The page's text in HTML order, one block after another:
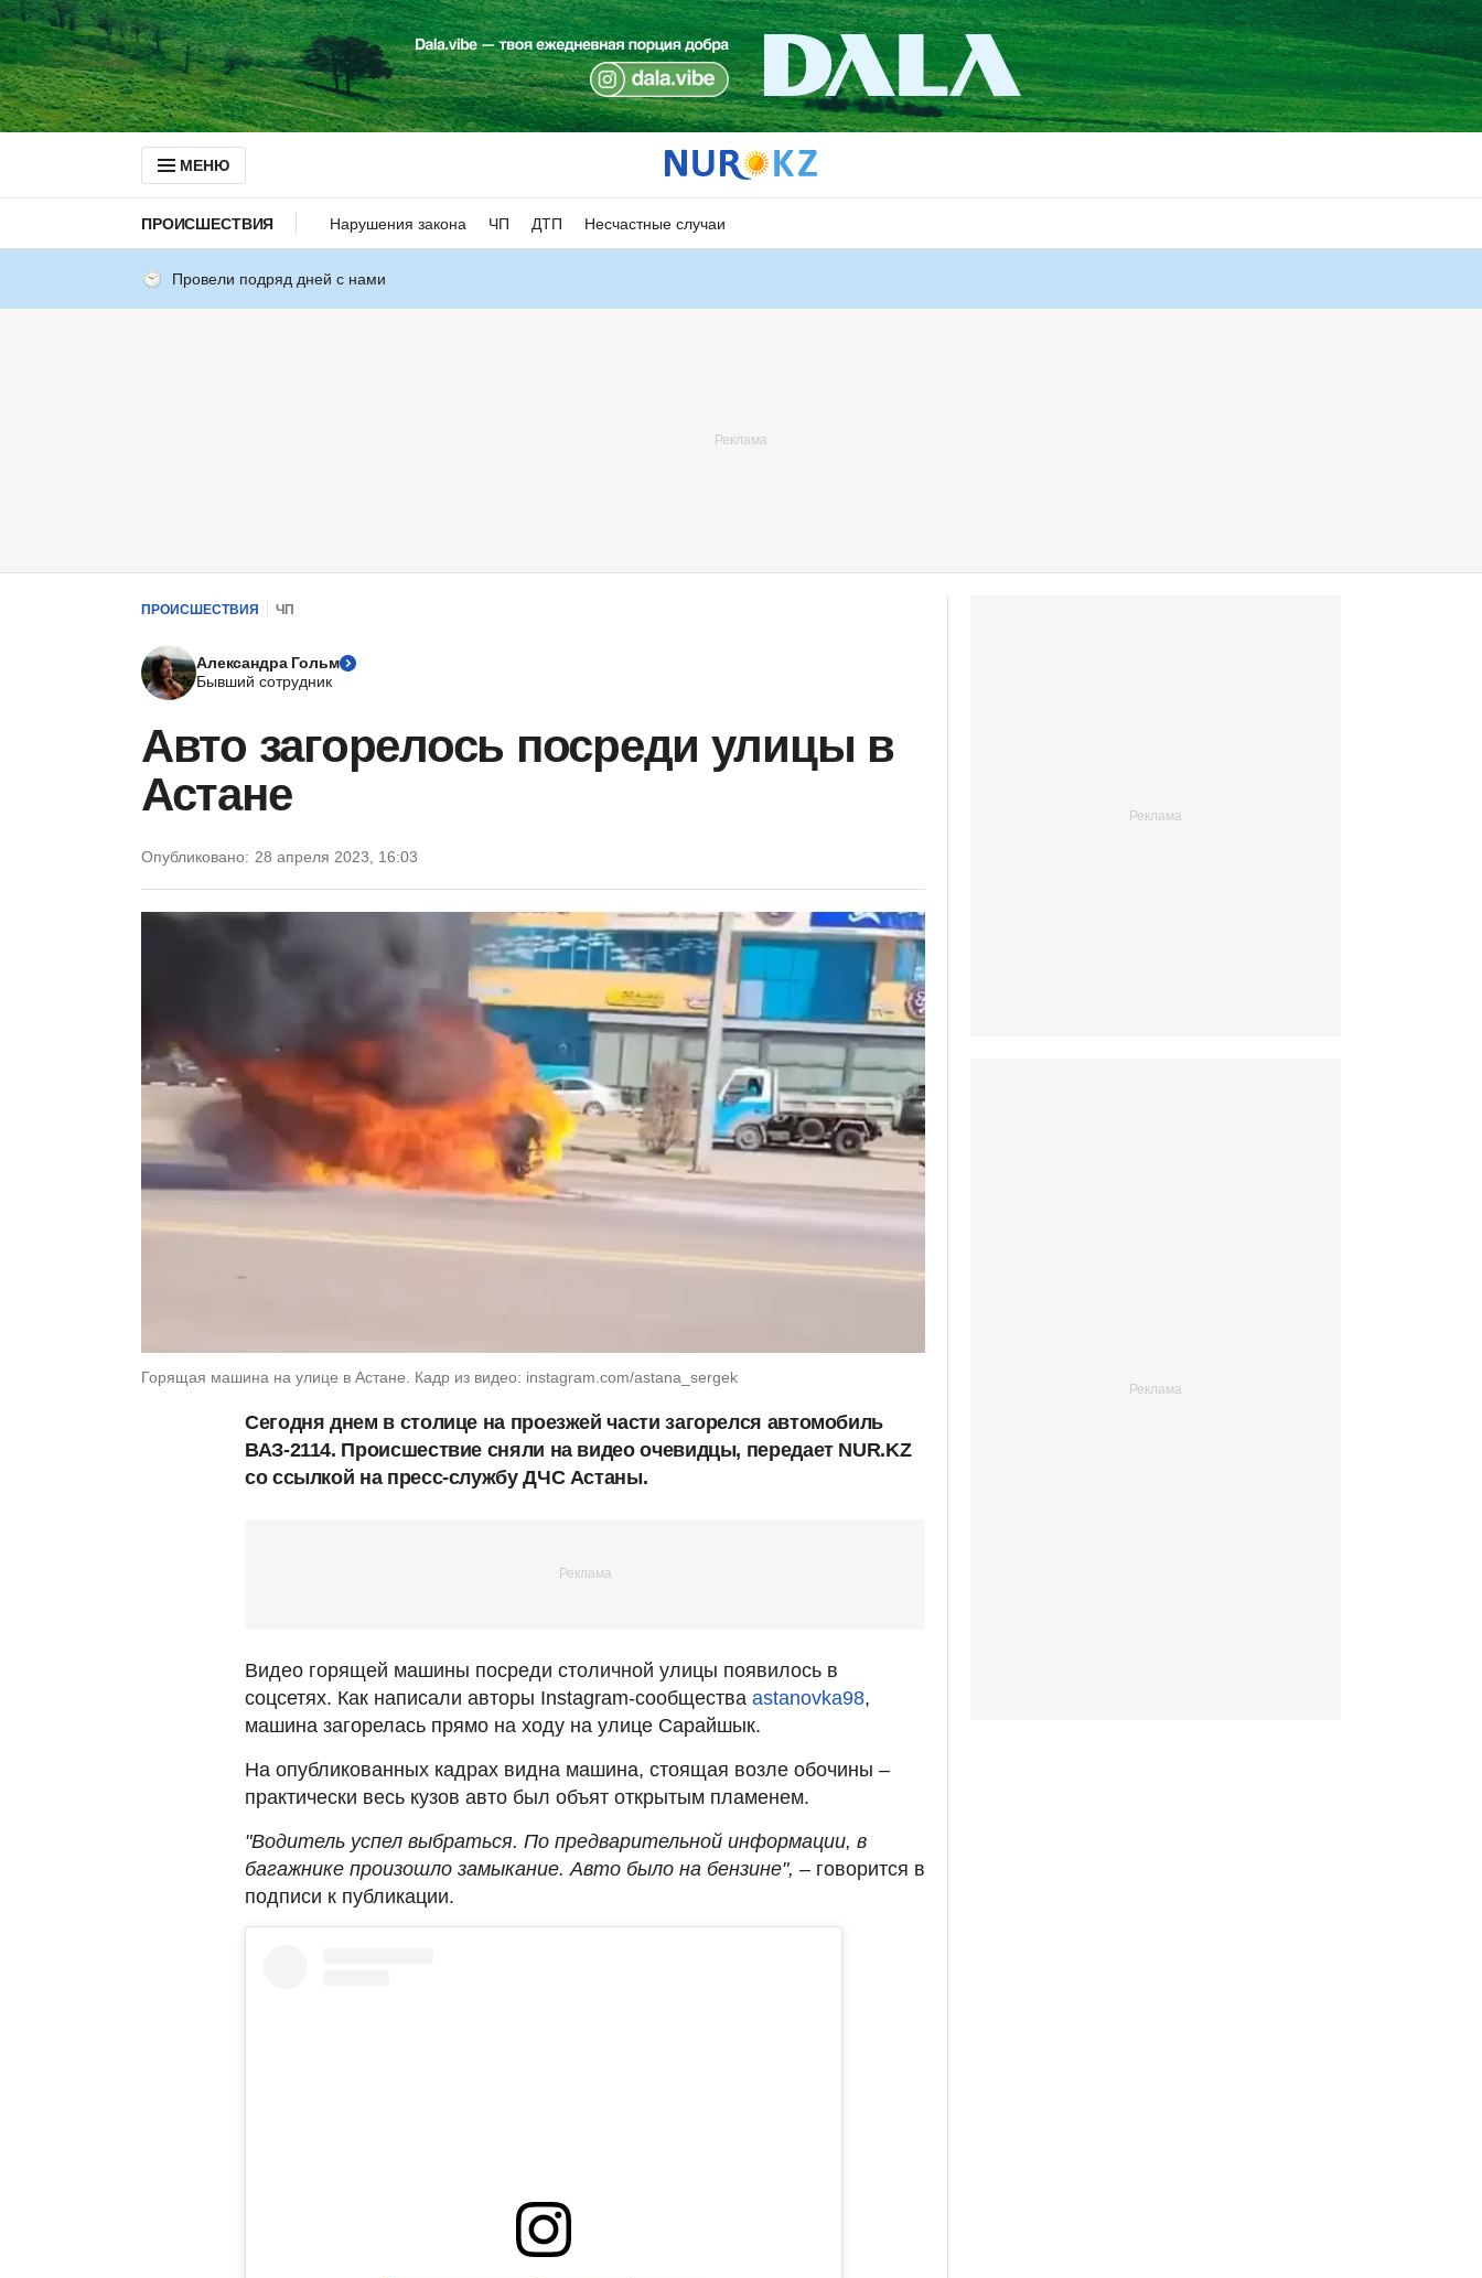
МЕНЮ
ПРОИСШЕСТВИЯ Нарушения закона ЧП ДТП Несчастные случаи
Провели подряд дней с нами
ПРОИСШЕСТВИЯ ЧП
Александра Гольм
Бывший сотрудник
Авто загорелось посреди улицы в
Астане
Опубликовано: 28 апреля 2023, 16:03
Горящая машина на улице в Астане. Кадр из видео: instagram.com/astana_sergek
Сегодня днем в столице на проезжей части загорелся автомобиль
ВАЗ-2114. Происшествие сняли на видео очевидцы, передает NUR.KZ
со ссылкой на пресс-службу ДЧС Астаны.
Видео горящей машины посреди столичной улицы появилось в
соцсетях. Как написали авторы Instagram-сообщества astanovka98,
машина загорелась прямо на ходу на улице Сарайшык.
На опубликованных кадрах видна машина, стоящая возле обочины –
практически весь кузов авто был объят открытым пламенем.
"Водитель успел выбраться. По предварительной информации, в
багажнике произошло замыкание. Авто было на бензине", – говорится в
подписи к публикации.